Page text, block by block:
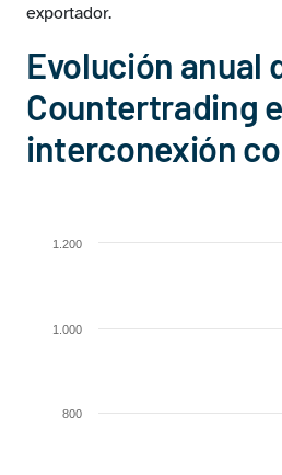
exportador.
Evolución anual
Countertrading
interconexión
800
1.000
1.200